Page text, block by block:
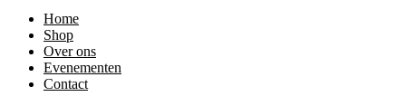
Home
Shop
Over ons
Evenementen
Contact